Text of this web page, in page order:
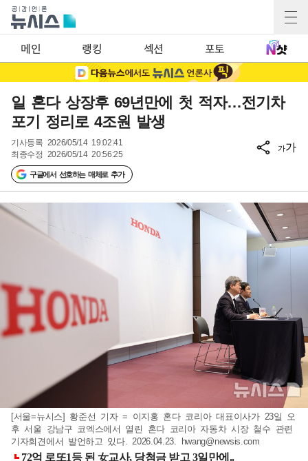
메인 랭킹 섹션 포토
일 혼다 상장후 69년만에 첫 적자…전기차
포기 정리로 4조원 발생
기사등록 2026/05/14 19:02:41
최종수정 2026/05/14 20:56:25
구글에서 선호하는 매체로 추가
가가
[서울=뉴시스] 황준선 기자 = 이지홍 혼다 코리아 대표이사가 23일 오
후 서울 강남구 코엑스에서 열린 혼다 코리아 자동차 시장 철수 관련
기자회견에서 발언하고 있다. 2026.04.23.
hwang@newsis.com